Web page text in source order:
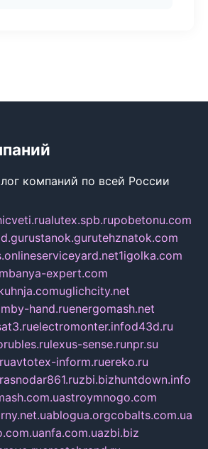
компаний по всей России
alutex.spb.rupobetonu.com
stanok.gurutehznatok.com
serviceyard.net1igolka.com
banya-expert.com
uglichcity.net
by-hand.ruenergomash.net
electromonter.infod43d.ru
lexus-sense.runpr.su
avtotex-inform.ruereko.ru
zbi.bizhuntdown.info
stroymnogo.com
blogua.orgcobalts.com.ua
nfa.com.uazbi.biz